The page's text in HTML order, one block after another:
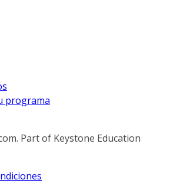
programa
Part of Keystone Education